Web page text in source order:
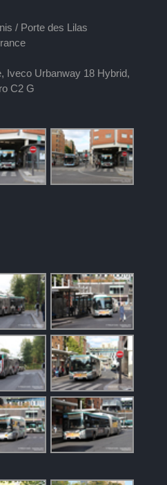
/ Porte des Lilas
Iveco Urbanway 18 Hybrid,
C2 G